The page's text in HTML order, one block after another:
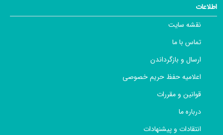
اطلاعات
نقشه سایت
تماس با ما
ارسال و بازگرداندن
اعلامیه حفظ حریم خصوصی
قوانین و مقررات
درباره ما
انتقادات و پیشنهادات